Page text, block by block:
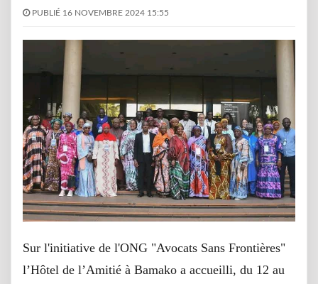
PUBLIÉ 16 NOVEMBRE 2024 15:55
Sur l'initiative de l'ONG "Avocats Sans Frontières"
l’Hôtel de l’Amitié à Bamako a accueilli, du 12 au